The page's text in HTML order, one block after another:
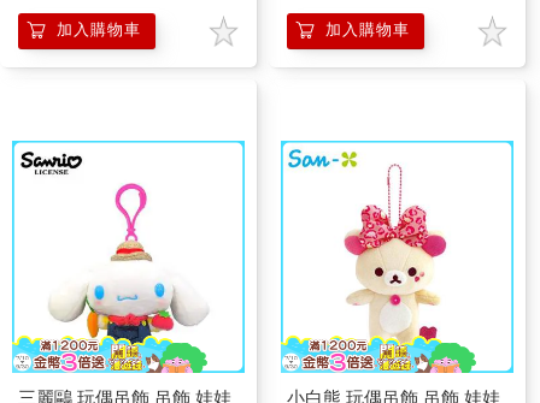
加入購物車 加入購物車
三麗鷗 玩偶吊飾 吊飾 娃娃
小白熊 玩偶吊飾 吊飾 娃娃